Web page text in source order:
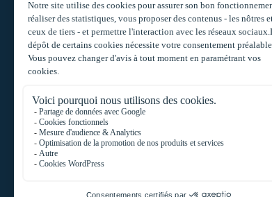
Acteur historique du monde
des SCPI, nous
accompagnons les
épargnants en leur offrant
des solutions
immobilier collectif.